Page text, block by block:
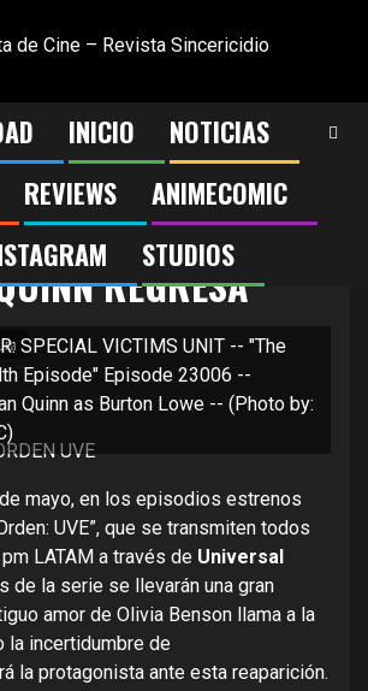
INICIO
NOTICIAS
REVIEWS
ANIMECOMIC
STUDIOS
EL ORDEN UVE:
REGRESA
SPECIAL VICTIMS UNIT -- "The
Episode" Episode 23006 --
Quinn as Burton Lowe -- (Photo by:
mayo, en los episodios estrenos
UVE”, que se transmiten todos
LATAM a través de Universal
de la serie se llevarán una gran
amor de Olivia Benson llama a la
la incertidumbre de
la protagonista ante esta reaparición.